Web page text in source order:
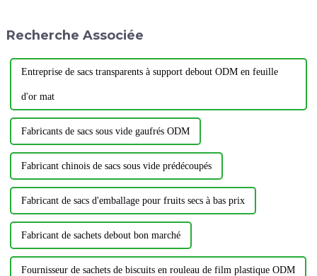
Recherche Associée
Entreprise de sacs transparents à support debout ODM en feuille
d'or mat
Fabricants de sacs sous vide gaufrés ODM
Fabricant chinois de sacs sous vide prédécoupés
Fabricant de sacs d'emballage pour fruits secs à bas prix
Fabricant de sachets debout bon marché
Fournisseur de sachets de biscuits en rouleau de film plastique ODM